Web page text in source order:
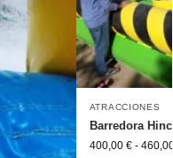
ATRACCIONES
Barredora
400,00 € -